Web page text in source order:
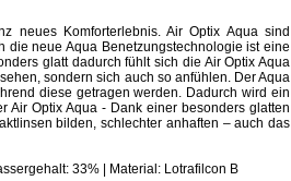
neues Komforterlebnis. Air Optix Aqua sind
die neue Aqua Benetzungstechnologie ist eine
glatt dadurch fühlt sich die Air Optix Aqua
sondern sich auch so anfühlen. Der Aqua
diese getragen werden. Dadurch wird ein
Air Optix Aqua - Dank einer besonders glatten
bilden, schlechter anhaften – auch das
33% | Material: Lotrafilcon B